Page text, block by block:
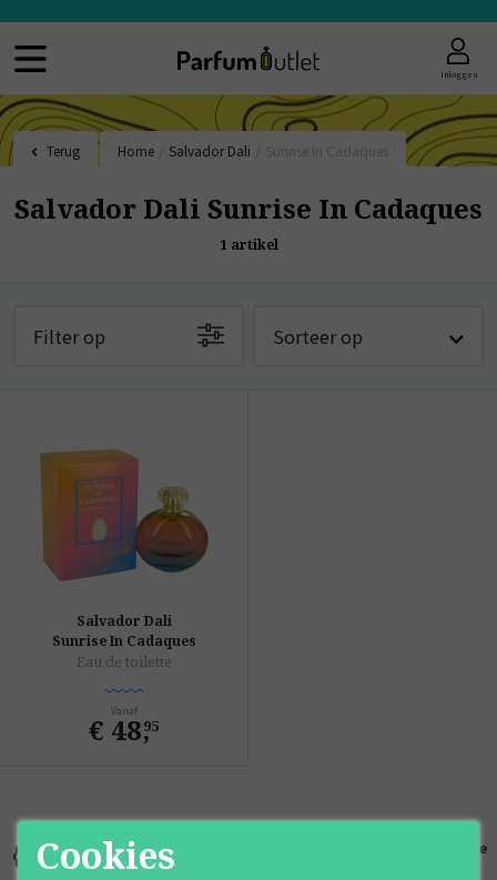
Inloggen
Terug Home Salvador Dali
Salvador Dali Sunrise In Cadaques
1 artikel
Filter op Sorteer op
Salvador Dali
Sunrise In Cadaques
Eau de toilette
Vanaf
€ 48,
95
Kortingen
tot wel 70%
100% originele
Cookies